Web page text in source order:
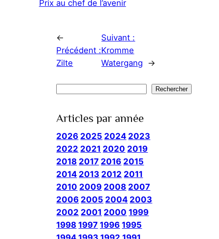
Prix au chef de l’avenir
←
Précédent :
Zilte
Suivant :
Kromme
Watergang
→
Rechercher
Articles par année
2026 2025 2024 2023
2022 2021 2020 2019
2018 2017 2016 2015
2014 2013 2012 2011
2010 2009 2008 2007
2006 2005 2004 2003
2002 2001 2000 1999
1998 1997 1996 1995